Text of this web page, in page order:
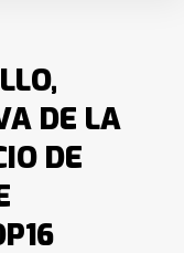
DE LA
DE